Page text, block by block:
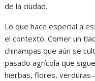
de la ciudad.
Lo que hace especial a
el contexto. Comer un
chinampas que aún se
pasado agrícola que
hierbas, flores,